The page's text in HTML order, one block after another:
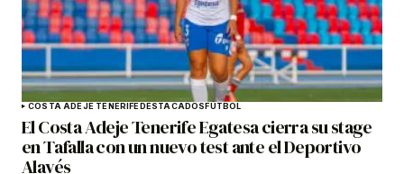
COSTA ADEJE TENERIFEDESTACADOSFÚTBOL
El Costa Adeje Tenerife Egatesa cierra su stage
en Tafalla con un nuevo test ante el Deportivo
Alavés